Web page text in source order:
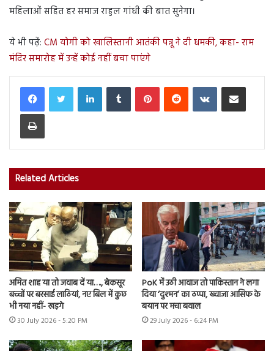
महिलाओं सहित हर समाज राहुल गांधी की बात सुनेगा।
ये भी पढ़ें: CM योगी को खालिस्तानी आतंकी पन्नू ने दी धमकी, कहा- राम
मंदिर समारोह में उन्हें कोई नहीं बचा पाएंगे
LinkedInTumblr PinterestReddit VKontakteShare via Email
Print
Related Articles
अमित शाह या तो जवाब दें या…., बेकसूर
बच्चों पर बरसाई लाठियां, नए बिल में कुछ
भी नया नहीं- खड़गे
30 July 2026 - 5:20 PM
PoK में उठी आवाज तो पाकिस्तान ने लगा
दिया ‘दुश्मन’ का ठप्पा, ख्वाजा आसिफ के
बयान पर मचा बवाल
29 July 2026 - 6:24 PM